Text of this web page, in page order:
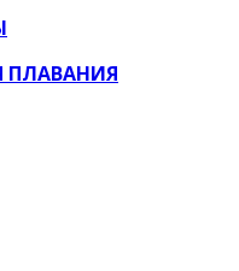
ПЛАВАНИЯ